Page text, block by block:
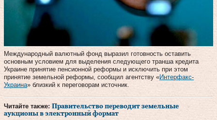
Международный валютный фонд выразил готовность оставить
основным условием для выделения следующего транша кредита
Украине принятие пенсионной реформы и исключить при этом
принятие земельной реформы, сообщил агентству «Интерфакс-
Украина» близкий к переговорам источник.
Читайте также: Правительство переводит земельные
аукционы в электронный формат